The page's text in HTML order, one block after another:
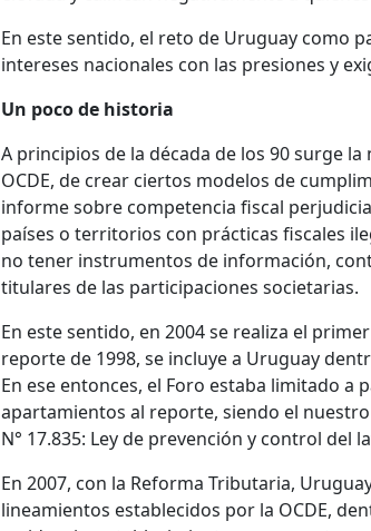
En este sentido, el reto de Uruguay como
intereses nacionales con las presiones y
Un poco de historia
A principios de la década de los 90 surge
OCDE, de crear ciertos modelos de
informe sobre competencia fiscal
países o territorios con prácticas fiscales
no tener instrumentos de información,
titulares de las participaciones societarias.
En este sentido, en 2004 se realiza el
reporte de 1998, se incluye a Uruguay
En ese entonces, el Foro estaba limitado a
apartamientos al reporte, siendo el
N° 17.835: Ley de prevención y control
En 2007, con la Reforma Tributaria,
lineamientos establecidos por la OCDE,